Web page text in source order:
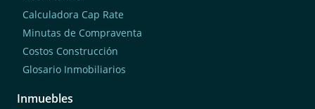
Calculadora Cap Rate
Minutas de Compraventa
Costos Construcción
Glosario Inmobiliarios
Inmuebles